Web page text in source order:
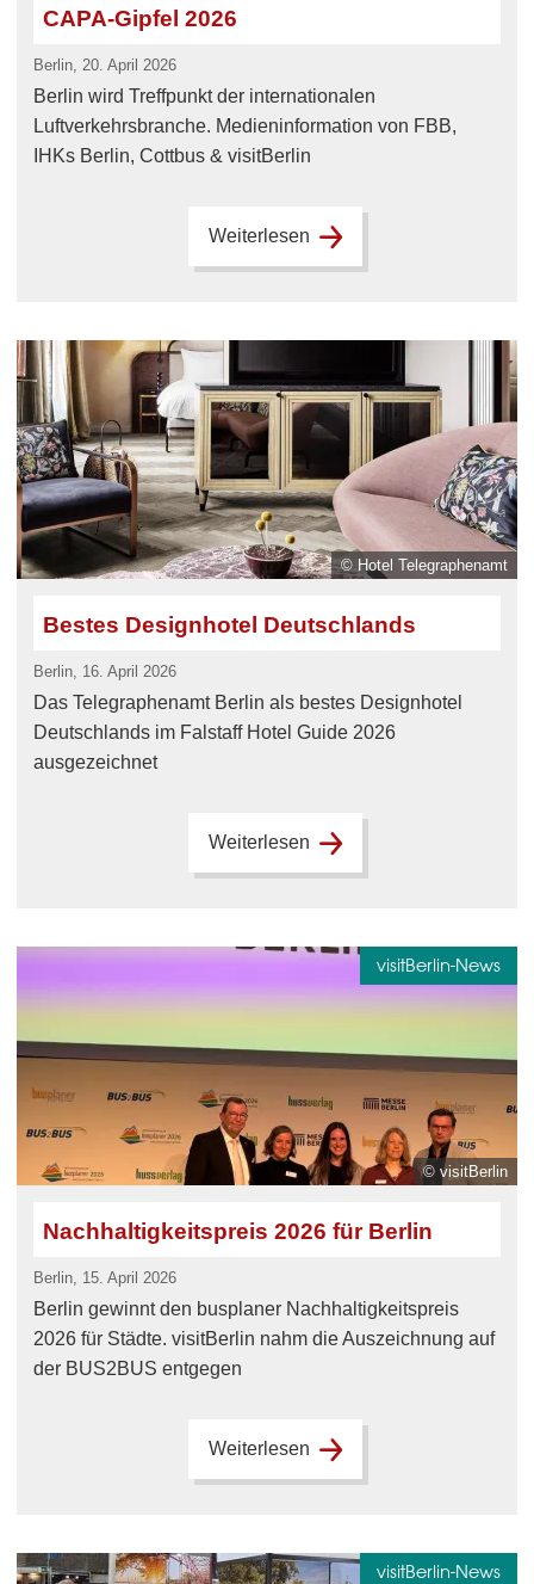
CAPA-Gipfel 2026
Berlin, 20. April 2026
Berlin wird Treffpunkt der internationalen
Luftverkehrsbranche. Medieninformation von FBB,
IHKs Berlin, Cottbus & visitBerlin
Weiterlesen
© Hotel Telegraphenamt
Bestes Designhotel Deutschlands
Berlin, 16. April 2026
Das Telegraphenamt Berlin als bestes Designhotel
Deutschlands im Falstaff Hotel Guide 2026
ausgezeichnet
Weiterlesen
© visitBerlin
visitBerlin-News
Nachhaltigkeitspreis 2026 für Berlin
Berlin, 15. April 2026
Berlin gewinnt den busplaner Nachhaltigkeitspreis
2026 für Städte. visitBerlin nahm die Auszeichnung auf
der BUS2BUS entgegen
Weiterlesen
visitBerlin-News